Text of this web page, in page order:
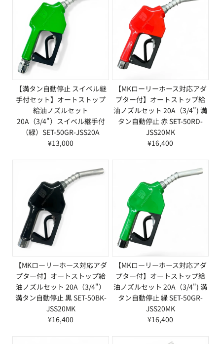
【満タン自動停止 スイベル継
手付セット】オートストップ
給油ノズルセット
20A（3/4"）スイベル継手付
（緑）SET-50GR-JSS20A
¥13,000
【MKローリーホース対応アダ
プター付】オートストップ給
油ノズルセット 20A（3/4") 満
タン自動停止 赤 SET-50RD-
JSS20MK
¥16,400
【MKローリーホース対応アダ
プター付】オートストップ給
油ノズルセット 20A（3/4"）
満タン自動停止 黒 SET-50BK-
JSS20MK
¥16,400
【MKローリーホース対応アダ
プター付】オートストップ給
油ノズルセット 20A（3/4") 満
タン自動停止 緑 SET-50GR-
JSS20MK
¥16,400